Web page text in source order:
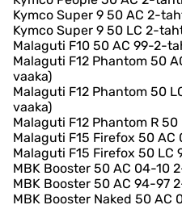
Kymco Super 9 50 AC 2-
Kymco Super 9 50 LC 2-
Malaguti F10 50 AC 99-2-
Malaguti F12 Phantom 50
vaaka)
Malaguti F12 Phantom 50
vaaka)
Malaguti F12 Phantom R
Malaguti F15 Firefox 50
Malaguti F15 Firefox 50
MBK Booster 50 AC 04-10
MBK Booster 50 AC 94-97
MBK Booster Naked 50